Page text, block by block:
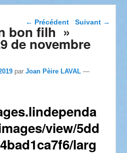
Navigation dans les
← Précédent Suivant →
bon filh »
de novembre
parJoan Pèire LAVAL —